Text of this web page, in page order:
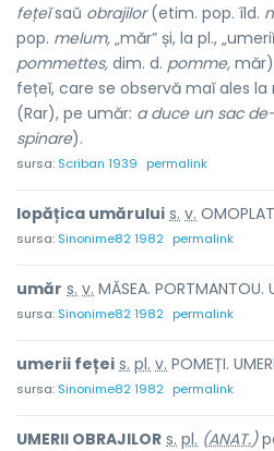
fețeĭsaŭ obrajilor(etim. pop. îld.
pop. melum, „măr” și, la pl.,
pommettes, dim. d. pomme,
fețeĭ, care se observă maĭ ales la
(Rar), pe umăr: a duce un sac
spinare).
sursa: Scriban 1939 permalink
lopățica umărului s. v.
sursa: Sinonime82 1982 permalink
umăr s. v. MĂSEA. PORTMANTOU.
sursa: Sinonime82 1982 permalink
umerii feței s. pl. v. POMEȚI.
sursa: Sinonime82 1982 permalink
UMERII OBRAJILOR s. pl. (ANAT.)